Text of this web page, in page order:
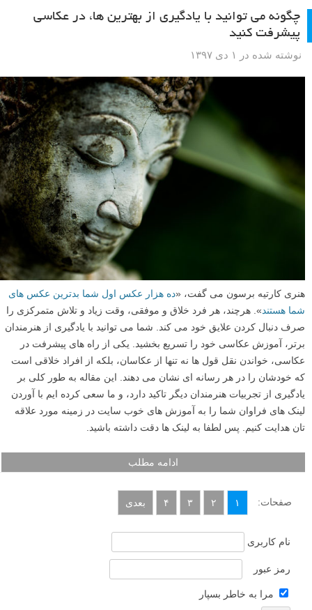
چگونه می توانید با یادگیری از بهترین ها، در عکاسی
پیشرفت کنید
نوشته شده در ۱ دی ۱۳۹۷
هنری کارتیه برسون می گفت، «ده هزار عکس اول شما بدترین عکس های
شما هستند». هرچند، هر فرد خلاق و موفقی، وقت زیاد و تلاش متمرکزی را
صرف دنبال کردن علایق خود می کند. شما می توانید با یادگیری از هنرمندان
برتر، آموزش عکاسی خود را تسریع بخشید. یکی از راه های پیشرفت در
عکاسی، خواندن نقل قول ها نه تنها از عکاسان، بلکه از افراد خلاقی است
که خودشان را در هر رسانه ای نشان می دهند. این مقاله به طور کلی بر
یادگیری از تجربیات هنرمندان دیگر تاکید دارد، و ما سعی کرده ایم با آوردن
لینک های فراوان شما را به آموزش های خوب سایت در زمینه مورد علاقه
تان هدایت کنیم. پس لطفا به لینک ها دقت داشته باشید.
ادامه مطلب
صفحات: ۱ ۲ ۳ ۴ بعدی
نام کاربری
رمز عبور
مرا به خاطر بسپار